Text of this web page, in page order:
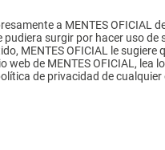
a MENTES OFICIAL
pudiera surgir por hacer uso de
MENTES OFICIAL le sugiere
web de MENTES OFICIAL, lea
de privacidad de